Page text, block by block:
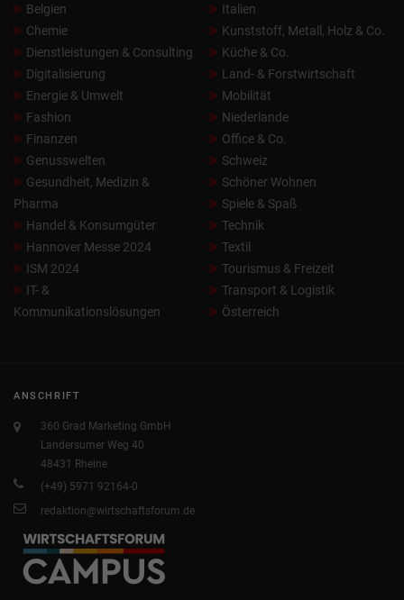
Belgien
Chemie
Dienstleistungen & Consulting
Digitalisierung
Energie & Umwelt
Fashion
Finanzen
Genusswelten
Gesundheit, Medizin &
Pharma
Handel & Konsumgüter
Hannover Messe 2024
ISM 2024
IT- &
Kommunikationslösungen
Italien
Kunststoff, Metall, Holz & Co.
Küche & Co.
Land- & Forstwirtschaft
Mobilität
Niederlande
Office & Co.
Schweiz
Schöner Wohnen
Spiele & Spaß
Technik
Textil
Tourismus & Freizeit
Transport & Logistik
Österreich
ANSCHRIFT
360 Grad Marketing GmbH
Landersumer Weg 40
48431 Rheine
(+49) 5971 92164-0
redaktion@wirtschaftsforum.de